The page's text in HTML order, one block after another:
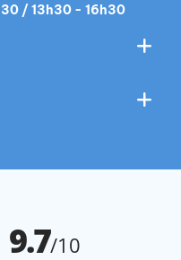
/ 13h30 - 16h30